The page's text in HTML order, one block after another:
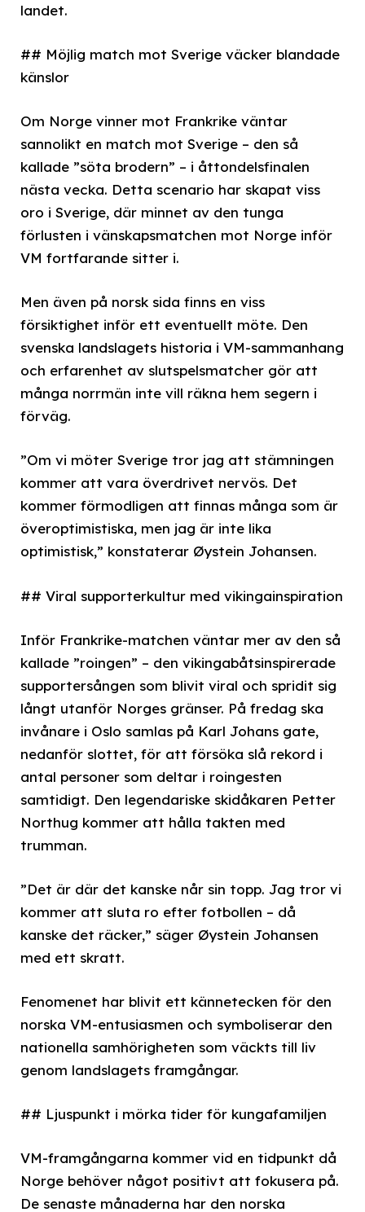
landet.
## Möjlig match mot Sverige väcker blandade
känslor
Om Norge vinner mot Frankrike väntar
sannolikt en match mot Sverige – den så
kallade ”söta brodern” – i åttondelsfinalen
nästa vecka. Detta scenario har skapat viss
oro i Sverige, där minnet av den tunga
förlusten i vänskapsmatchen mot Norge inför
VM fortfarande sitter i.
Men även på norsk sida finns en viss
försiktighet inför ett eventuellt möte. Den
svenska landslagets historia i VM-sammanhang
och erfarenhet av slutspelsmatcher gör att
många norrmän inte vill räkna hem segern i
förväg.
”Om vi möter Sverige tror jag att stämningen
kommer att vara överdrivet nervös. Det
kommer förmodligen att finnas många som är
överoptimistiska, men jag är inte lika
optimistisk,” konstaterar Øystein Johansen.
## Viral supporterkultur med vikingainspiration
Inför Frankrike-matchen väntar mer av den så
kallade ”roingen” – den vikingabåtsinspirerade
supportersången som blivit viral och spridit sig
långt utanför Norges gränser. På fredag ska
invånare i Oslo samlas på Karl Johans gate,
nedanför slottet, för att försöka slå rekord i
antal personer som deltar i roingesten
samtidigt. Den legendariske skidåkaren Petter
Northug kommer att hålla takten med
trumman.
”Det är där det kanske når sin topp. Jag tror vi
kommer att sluta ro efter fotbollen – då
kanske det räcker,” säger Øystein Johansen
med ett skratt.
Fenomenet har blivit ett kännetecken för den
norska VM-entusiasmen och symboliserar den
nationella samhörigheten som väckts till liv
genom landslagets framgångar.
## Ljuspunkt i mörka tider för kungafamiljen
VM-framgångarna kommer vid en tidpunkt då
Norge behöver något positivt att fokusera på.
De senaste månaderna har den norska